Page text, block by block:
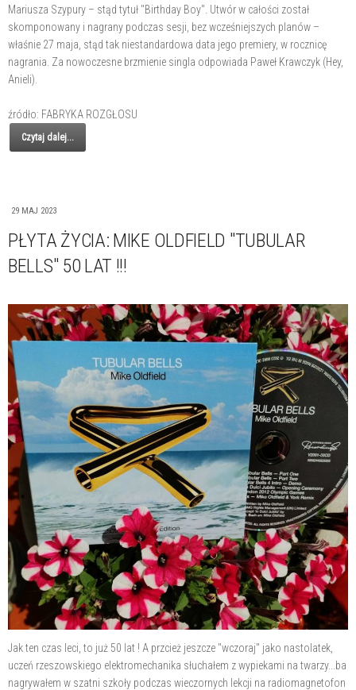
Mariusza Szypury – stąd tytuł "Birthday Boy". Utwór w całości został
skomponowany i nagrany podczas sesji, bez wcześniejszych planów –
właśnie 27 maja, stąd tak niestandardowa data jego premiery, w rocznicę
nagrania. Za nowoczesne brzmienie singla odpowiada Paweł Krawczyk (Hey,
Anieli).
źródło: FABRYKA ROZGŁOSU
Czytaj dalej...
29 MAJ 2023
PŁYTA ŻYCIA: MIKE OLDFIELD "TUBULAR
BELLS" 50 LAT !!!
Jak ten czas leci, to już 50 lat ! A przcież jeszcze "wczoraj" jako nastolatek,
uczeń rzeszowskiego elektromechanika słuchałem z wypiekami na twarzy...ba
nagrywałem w szatni szkoły podczas wieczornych lekcji na radiomagnetofon